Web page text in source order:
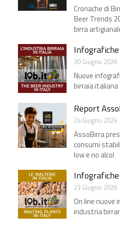
Cronache di
Beer Trends
birra
30 Giugno 2026
Nuove
birraia italiana
Report
24 Giugno 2026
AssoBirra
consumi
low e no alcol
23 Giugno 2026
On line nuove
industria